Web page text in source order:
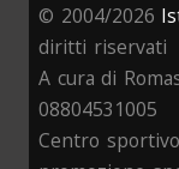
© 2004/2026
diritti riservati
A cura di
08804531005
Centro